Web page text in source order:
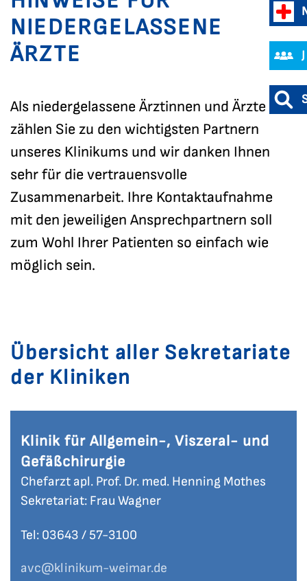
NIEDERGELASSENE
ÄRZTE
Als niedergelassene Ärztinnen und Ärzte
zählen Sie zu den wichtigsten Partnern
unseres Klinikums und wir danken Ihnen
sehr für die vertrauensvolle
Zusammenarbeit. Ihre Kontaktaufnahme
mit den jeweiligen Ansprechpartnern soll
zum Wohl Ihrer Patienten so einfach wie
möglich sein.
Übersicht aller Sekretariate
der Kliniken
Klinik für Allgemein-, Viszeral- und
Gefäßchirurgie
Chefarzt apl. Prof. Dr. med. Henning Mothes
Sekretariat: Frau Wagner
Tel: 03643 / 57-3100
avc@klinikum-weimar.de